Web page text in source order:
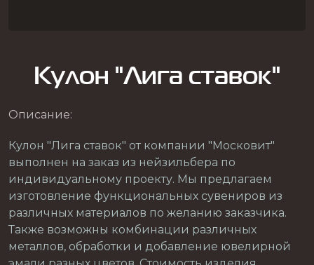
Кулон "Лига ставок"
Описание:
Кулон "Лига ставок" от компании "Московит"
выполнен на заказ из нейзильбера по
индивидуальному проекту. Мы предлагаем
изготовление функциональных сувениров из
различных материалов по желанию заказчика.
Также возможны комбинации различных
металлов, обработки и добавление ювелирной